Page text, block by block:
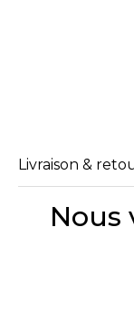
Livraison &
Nous